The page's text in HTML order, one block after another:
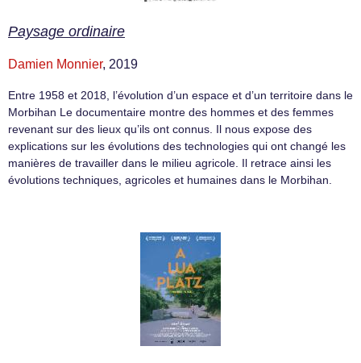
Paysage ordinaire
Damien Monnier, 2019
Entre 1958 et 2018, l’évolution d’un espace et d’un territoire dans le
Morbihan Le documentaire montre des hommes et des femmes
revenant sur des lieux qu’ils ont connus. Il nous expose des
explications sur les évolutions des technologies qui ont changé les
manières de travailler dans le milieu agricole. Il retrace ainsi les
évolutions techniques, agricoles et humaines dans le Morbihan.